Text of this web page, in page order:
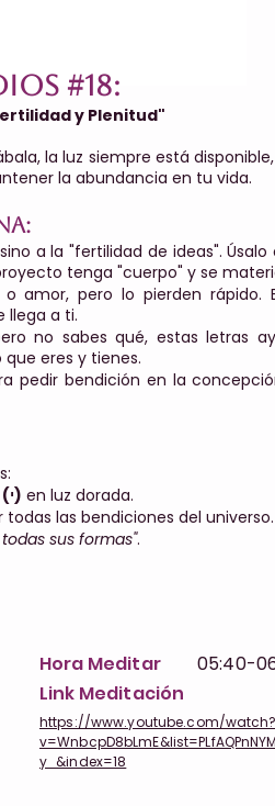
#18:
y Plenitud"
la luz siempre está
la abundancia en tu vida.
a la "fertilidad de ideas".
tenga "cuerpo" y se
amor, pero lo pierden rápido.
llega a ti.
no sabes qué, estas letras
eres y tienes.
pedir bendición en la
Caf (כ) - Lamed (ל) - Yod (י) en luz dorada.
las bendiciones del universo.
sus formas".
Hora Meditar
05:40-
Link Meditación
https://www.youtube.com/watch?
y_&index=18